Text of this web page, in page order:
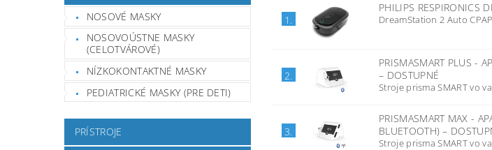
NOSOVÉ MASKY
NOSOVOÚSTNE MASKY
(CELOTVÁROVÉ)
NÍZKOKONTAKTNÉ MASKY
PEDIATRICKÉ MASKY (PRE DETI)
PRÍSTROJE
1.
PHILIPS RESPIRONICS
DreamStation 2 Auto
2.
PRISMASMART PLUS -
– DOSTUPNÉ
Stroje prisma SMART vo
3.
PRISMASMART MAX -
BLUETOOTH)–
Stroje prisma SMART vo